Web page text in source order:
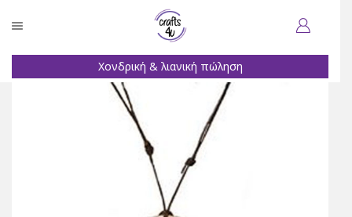
Χονδρική & λιανική πώληση